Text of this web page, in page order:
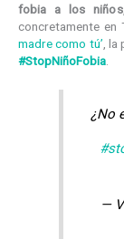
fobia a los niños
concretamente
madre como tú’ ,
#StopNiñoFobia
¿No
—